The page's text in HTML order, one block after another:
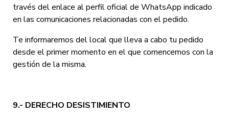
través del enlace al perfil oficial de WhatsApp indicado
en las comunicaciones relacionadas con el pedido.
Te informaremos del local que lleva a cabo tu pedido
desde el primer momento en el que comencemos con la
gestión de la misma.
9.- DERECHO DESISTIMIENTO